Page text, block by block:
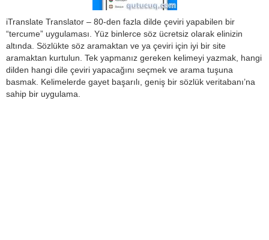
iTranslate Translator – 80-den fazla dilde çeviri yapabilen bir
“tercume” uygulaması. Yüz binlerce söz ücretsiz olarak elinizin
altında. Sözlükte söz aramaktan ve ya çeviri için iyi bir site
aramaktan kurtulun. Tek yapmanız gereken kelimeyi yazmak, hangi
dilden hangi dile çeviri yapacağını seçmek ve arama tuşuna
basmak. Kelimelerde gayet başarılı, geniş bir sözlük veritabanı’na
sahip bir uygulama.